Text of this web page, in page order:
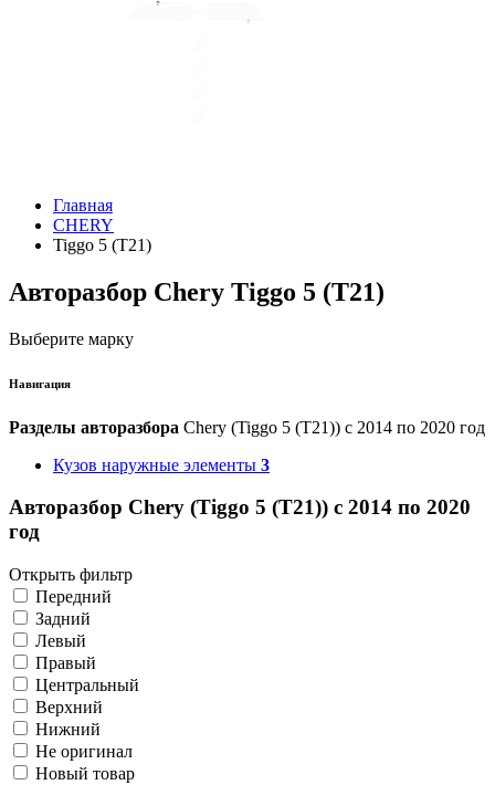
Главная
CHERY
Tiggo 5 (T21)
Авторазбор Chery Tiggo 5 (T21)
Выберите марку
Навигация
Разделы авторазбора Chery (Tiggo 5 (T21)) с 2014 по 2020 год
Кузов наружные элементы 3
Авторазбор Chery (Tiggo 5 (T21)) с 2014 по 2020
год
Открыть фильтр
Передний
Задний
Левый
Правый
Центральный
Верхний
Нижний
Не оригинал
Новый товар